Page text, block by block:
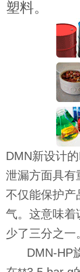
塑料。
DMN新设计
泄漏方面具有
不仅能保护产
气。这意味着
少了三分之一
DMN-HP旋